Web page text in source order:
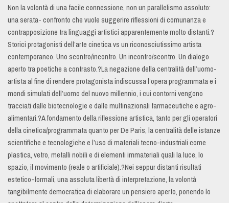
Non la volontà di una facile connessione, non un parallelismo assoluto:
una serata- confronto che vuole suggerire riflessioni di comunanza e
contrapposizione tra linguaggi artistici apparentemente molto distanti.?
Storici protagonisti dell’arte cinetica vs un riconosciutissimo artista
contemporaneo. Uno scontro/incontro. Un incontro/scontro. Un dialogo
aperto tra poetiche a contrasto.?La negazione della centralità dell’uomo-
artista al fine di rendere protagonista indiscussa l’opera programmata e i
mondi simulati dell’uomo del nuovo millennio, i cui contorni vengono
tracciati dalle biotecnologie e dalle multinazionali farmaceutiche e agro-
alimentari.?A fondamento della riflessione artistica, tanto per gli operatori
della cinetica/programmata quanto per De Paris, la centralità delle istanze
scientifiche e tecnologiche e l’uso di materiali tecno-industriali come
plastica, vetro, metalli nobili e di elementi immateriali quali la luce, lo
spazio, il movimento (reale o artificiale).?Nei seppur distanti risultati
estetico-formali, una assoluta libertà di interpretazione, la volontà
tangibilmente democratica di elaborare un pensiero aperto, ponendo lo